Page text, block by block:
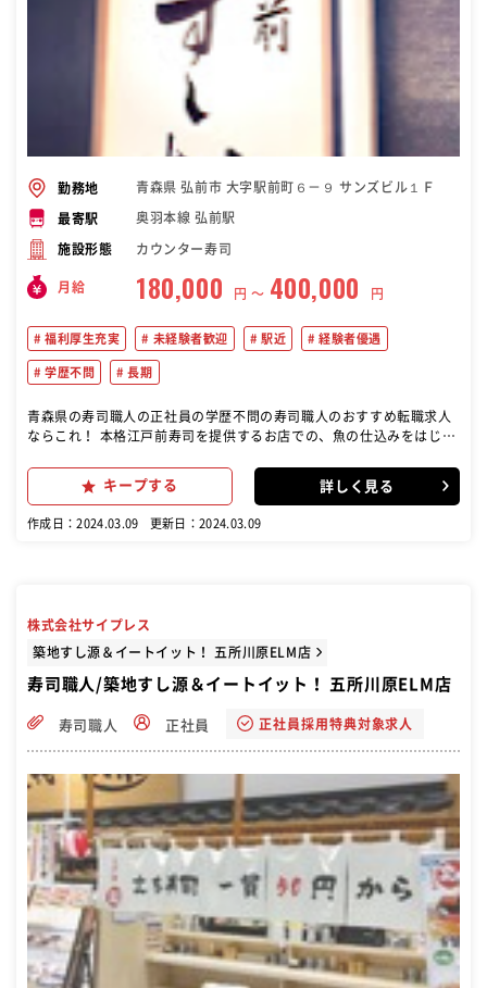
勤務地 青森県 弘前市 大字駅前町６－９ サンズビル１Ｆ
最寄駅 奥羽本線 弘前駅
施設形態 カウンター寿司
月給 180,000 円 〜 400,000 円
福利厚生充実 未経験者歓迎 駅近 経験者優遇
学歴不問 長期
青森県の寿司職人の正社員の学歴不問の寿司職人のおすすめ転職求人
ならこれ！ 本格江戸前寿司を提供するお店での、魚の仕込みをはじ
キープする 詳しく見る
作成日：2024.03.09 更新日：2024.03.09
株式会社サイプレス
築地すし源＆イートイット！ 五所川原ELM店
寿司職人/築地すし源＆イートイット！ 五所川原ELM店
寿司職人 正社員 正社員採用特典対象求人